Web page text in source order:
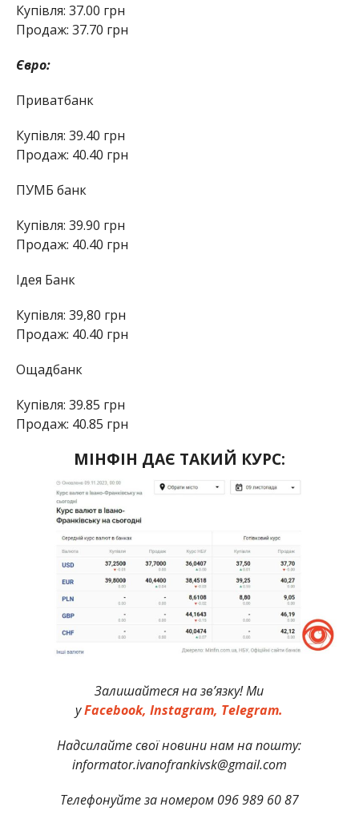
Купівля: 37.00 грн
Продаж: 37.70 грн
Євро:
Приватбанк
Купівля: 39.40 грн
Продаж: 40.40 грн
ПУМБ банк
Купівля: 39.90 грн
Продаж: 40.40 грн
Ідея Банк
Купівля: 39,80 грн
Продаж: 40.40 грн
Ощадбанк
Купівля: 39.85 грн
Продаж: 40.85 грн
МІНФІН ДАЄ ТАКИЙ КУРС:
Залишайтеся на зв’язку! Ми
уFacebook,Instagram, Telegram.
Надсилайте свої новини нам на пошту:
informator.ivanofrankivsk@gmail.com
Телефонуйте за номером 096 989 60 87